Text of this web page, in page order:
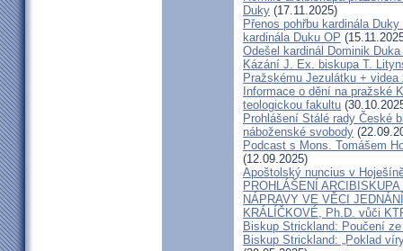
Duky (17.11.2025)
Přenos pohřbu kardinála
kardinála Duku OP
Odešel kardinál Dominik
Kázání J. Ex. biskupa T.
Pražskému Jezulátku + videa
Informace o dění na pražské
teologickou fakultu
Prohlášení Stálé rady České
náboženské svobody
Podcast s Mons. Tomášem
(12.09.2025)
Apoštolský nuncius v
PROHLÁŠENÍ
NÁPRAVY VE VĚCI
KRÁLÍČKOVÉ, Ph.D. vůči
Biskup Strickland: Poučení
Biskup Strickland: „Poklad